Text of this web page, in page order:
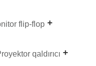
flip-flop
qaldırıcı